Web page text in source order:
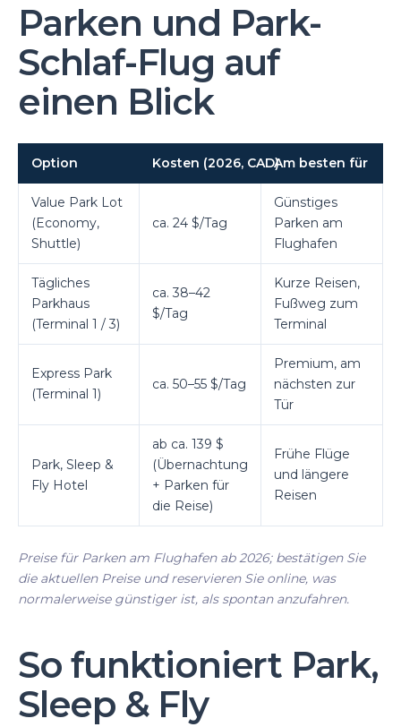
Parken und Park-
Schlaf-Flug auf
einen Blick
Option Kosten (2026, CAD)Am besten für
Value Park Lot
(Economy,
Shuttle)
ca. 24 $/Tag
Günstiges
Parken am
Flughafen
Tägliches
Parkhaus
(Terminal 1 / 3)
ca. 38–42
$/Tag
Kurze Reisen,
Fußweg zum
Terminal
Express Park
(Terminal 1)
ca. 50–55 $/Tag
Premium, am
nächsten zur
Tür
Park, Sleep &
Fly Hotel
ab ca. 139 $
(Übernachtung
+ Parken für
die Reise)
Frühe Flüge
und längere
Reisen
Preise für Parken am Flughafen ab 2026; bestätigen Sie
die aktuellen Preise und reservieren Sie online, was
normalerweise günstiger ist, als spontan anzufahren.
So funktioniert Park,
Sleep & Fly